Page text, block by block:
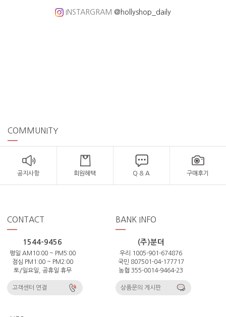
INSTARGRAM @hollyshop_daily
COMMUNITY
공지사항 회원혜택 Q & A 구매후기
CONTACT
1544-9456
평일 AM10:00 ~ PM5:00
점심 PM1:00 ~ PM2:00
토/일요일, 공휴일 휴무
고객센터 연결
BANK INFO
(주)분더
우리 1005-901-674876
국민 807501-04-177717
농협 355-0014-9464-23
상품문의 게시판